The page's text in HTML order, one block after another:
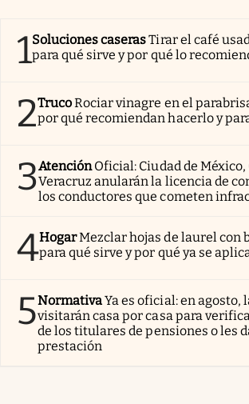
1Soluciones caserasTirar el café
para qué sirve y por qué lo
2TrucoRociar vinagre en el
por qué recomiendan hacerlo y
3AtenciónOficial: Ciudad de
Veracruz anularán la licencia de
los conductores que cometen
4HogarMezclar hojas de laurel con
para qué sirve y por qué ya se
5NormativaYa es oficial: en agosto,
visitarán casa por casa para
de los titulares de pensiones o les
prestación